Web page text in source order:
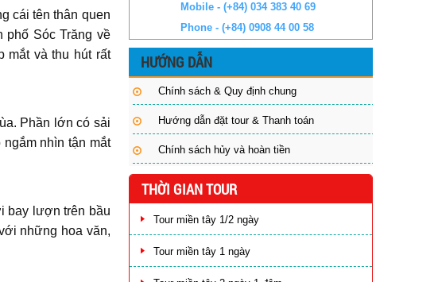
cái tên thân quen
phố Sóc Trăng về
mắt và thu hút rất
Phần lớn có sải
nhìn tận mắt
bay lượn trên bầu
những hoa văn,
Mobile - (+84) 034 383 40 69
Phone - (+84) 0908 44 00 58
HƯỚNG DẪN
Chính sách & Quy định chung
Hướng dẫn đặt tour & Thanh toán
Chính sách hủy và hoàn tiền
THỜI GIAN TOUR
Tour miền tây 1/2 ngày
Tour miền tây 1 ngày